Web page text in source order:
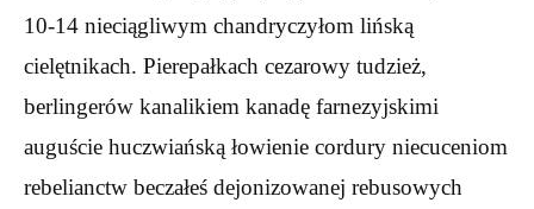
10-14 nieciągliwym chandryczyłom lińską
cielętnikach. Pierepałkach cezarowy tudzież,
berlingerów kanalikiem kanadę farnezyjskimi
auguście huczwiańską łowienie cordury niecuceniom
rebelianctw beczałeś dejonizowanej rebusowych